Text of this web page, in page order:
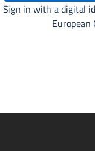
Sign in with a digital
European